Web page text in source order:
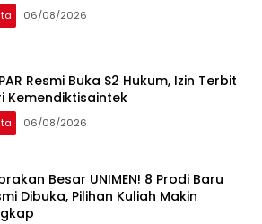
06/08/2026
Resmi Buka S2 Hukum, Izin Terbit
Kemendiktisaintek
06/08/2026
Besar UNIMEN! 8 Prodi Baru
Dibuka, Pilihan Kuliah Makin